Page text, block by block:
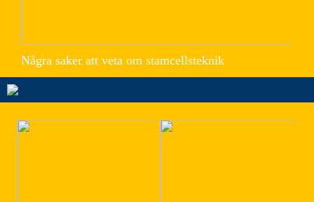
Några saker att veta om stamcellsteknik